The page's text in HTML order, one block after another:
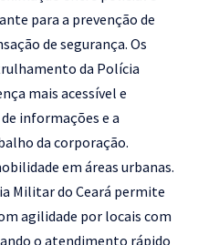
para a prevenção de
de segurança. Os
da Polícia
mais acessível e
informações e a
da corporação.
em áreas urbanas.
Militar do Ceará permite
agilidade por locais com
o atendimento rápido